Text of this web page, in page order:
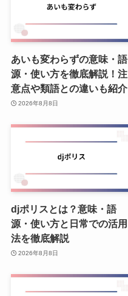
あいも変わらずの意味・語
源・使い方を徹底解説！注
意点や類語との違いも紹介
2026年8月8日
djポリスとは？意味・語
源・使い方と日常での活用
法を徹底解説
2026年8月8日